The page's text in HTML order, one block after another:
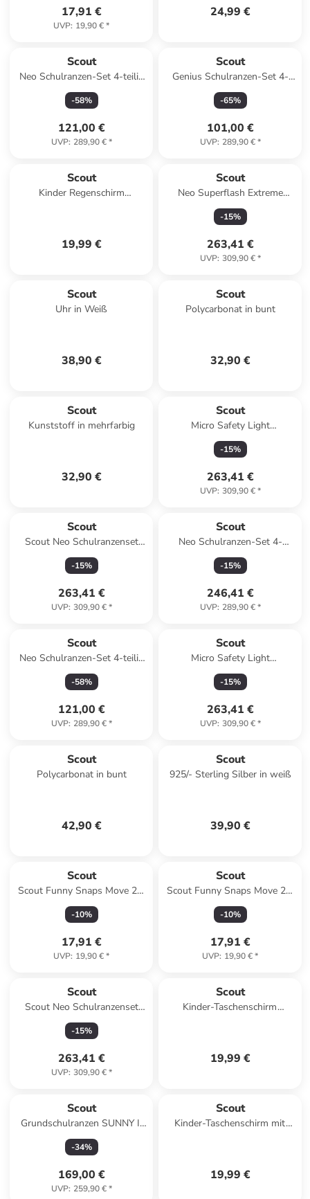
17,91 €
UVP: 19,90 €*
24,99 €
Scout
Neo Schulranzen-Set 4-teilig
in Pretty Star
-58%
121,00 €
UVP: 289,90 €*
Scout
Genius Schulranzen-Set 4-
teilig in Water Lily
-65%
101,00 €
UVP: 289,90 €*
Scout
Kinder Regenschirm
19,99 €
Scout
Neo Superflash Extreme
Schulranzen-Set 4-tlg. Soccer
Star in grau
-15%
263,41 €
UVP: 309,90 €*
Scout
Uhr in Weiß
38,90 €
Scout
Polycarbonat in bunt
32,90 €
Scout
Kunststoff in mehrfarbig
32,90 €
Scout
Micro Safety Light
Schulranzen-Set 4-tlg. Space
Explorer in blau
-15%
263,41 €
UVP: 309,90 €*
Scout
Scout Neo Schulranzenset
Safety Light 5 teilig Flames
-15%
263,41 €
UVP: 309,90 €*
Scout
Neo Schulranzen-Set 4-
tlg.Pony Love in lila
-15%
246,41 €
UVP: 289,90 €*
Scout
Neo Schulranzen-Set 4-teilig
in Magic Sea
-58%
121,00 €
UVP: 289,90 €*
Scout
Micro Safety Light
Schulranzen-Set 4-tlg. Aloha
in blau
-15%
263,41 €
UVP: 309,90 €*
Scout
Polycarbonat in bunt
42,90 €
Scout
925/- Sterling Silber in weiß
39,90 €
Scout
Scout Funny Snaps Move 2er
Set Offroad
-10%
17,91 €
UVP: 19,90 €*
Scout
Scout Funny Snaps Move 2er
Set Space Explorer
-10%
17,91 €
UVP: 19,90 €*
Scout
Scout Neo Schulranzenset
LED 4 teilig Planets
-15%
263,41 €
UVP: 309,90 €*
Scout
Kinder-Taschenschirm
19,99 €
Scout
Grundschulranzen SUNNY II
Lightweight Blue Star 5-tlg. in
blau/lila
-34%
169,00 €
UVP: 259,90 €*
Scout
Kinder-Taschenschirm mit
19,99 €